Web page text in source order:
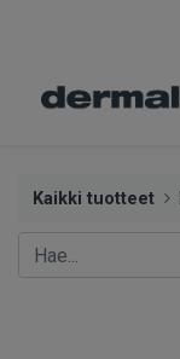
Kaikki tuotteet